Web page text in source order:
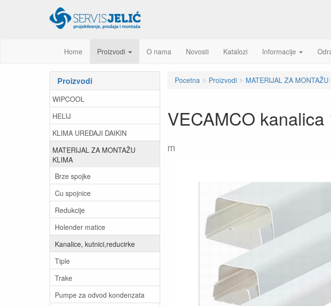
Home Proizvodi O nama Novosti Katalozi Informacije
Pocetna Proizvodi MATERIJAL ZA MONTAŽU
VECAMCO kanalica
m
Proizvodi
WIPCOOL
HELIJ
KLIMA UREĐAJI DAIKIN
MATERIJAL ZA MONTAŽU
KLIMA
Brze spojke
Cu spojnice
Redukcije
Holender matice
Kanalice, kutnici,reducirke
Tiple
Trake
Pumpe za odvod kondenzata